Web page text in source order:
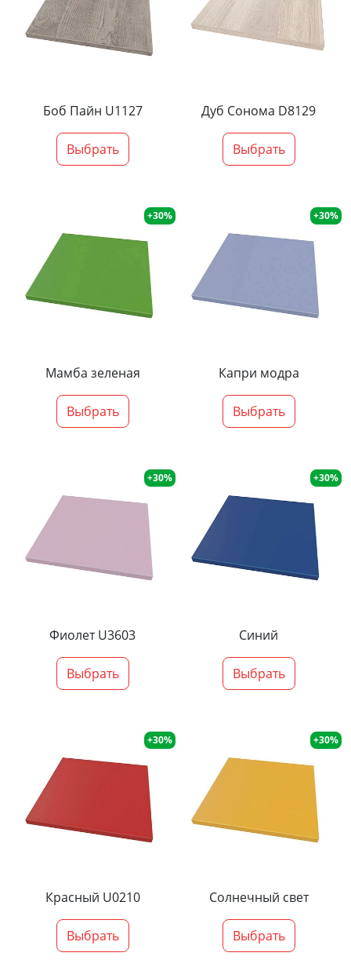
Боб Пайн U1127
Выбрать
Дуб Сонома D8129
Выбрать
+30%
Мамба зеленая
Выбрать
+30%
Капри модра
Выбрать
+30%
Фиолет U3603
Выбрать
+30%
Синий
Выбрать
+30%
Красный U0210
Выбрать
+30%
Солнечный свет
Выбрать